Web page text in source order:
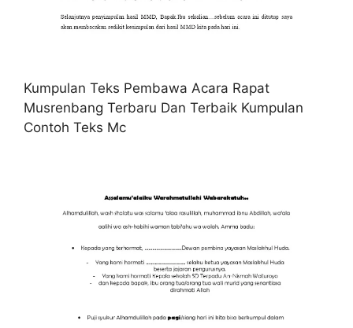
Kumpulan Teks Pembawa Acara Rapat
Musrenbang Terbaru Dan Terbaik Kumpulan
Contoh Teks Mc